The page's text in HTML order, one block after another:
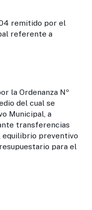
remitido por el
referente a
Nº
del cual se
Municipal, a
transferencias
equilibrio preventivo
para el